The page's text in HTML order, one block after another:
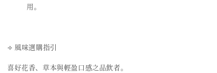
用。
⟢ 風味選購指引
喜好花香、草本與輕盈口感之品飲者。